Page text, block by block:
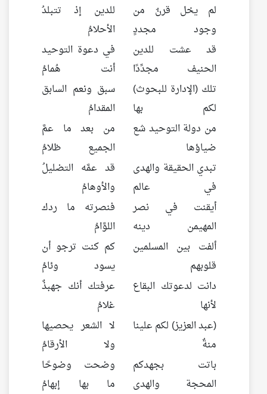
لم يخل قرنٌ من
وجود مجددٍ
للدين إذ تتبلدُ
الأحلامُ
قد عشت للدين
الحنيف مجدِّدًا
في دعوة التوحيد
أنت هُمامُ
تلك (الإدارة للبحوث)
لكم بها
سبق ونعم السابق
المقدامُ
من دولة التوحيد شع
ضياؤها
من بعد ما عمَّ
الجميع ظلامُ
تبدي الحقيقة والهدى
في عالم
قد عمَّه التضليلُ
والأوهامُ
أيقنت في نصر
المهيمن دينه
فنصرته ما ردك
اللوَّامُ
ألفت بين المسلمين
قلوبهم
كم كنت ترجو أن
يسود وئامُ
دانت لدعوتك البقاع
لأنها
عرفتك أنك جهبذٌ
غلامُ
(عبد العزيز) لكم علينا
منةٌ
لا الشعر يحصيها
ولا الأرقامُ
باتت بجهدكم
المحجة والهدى
وضحت وضوحًا
ما بها إبهامُ